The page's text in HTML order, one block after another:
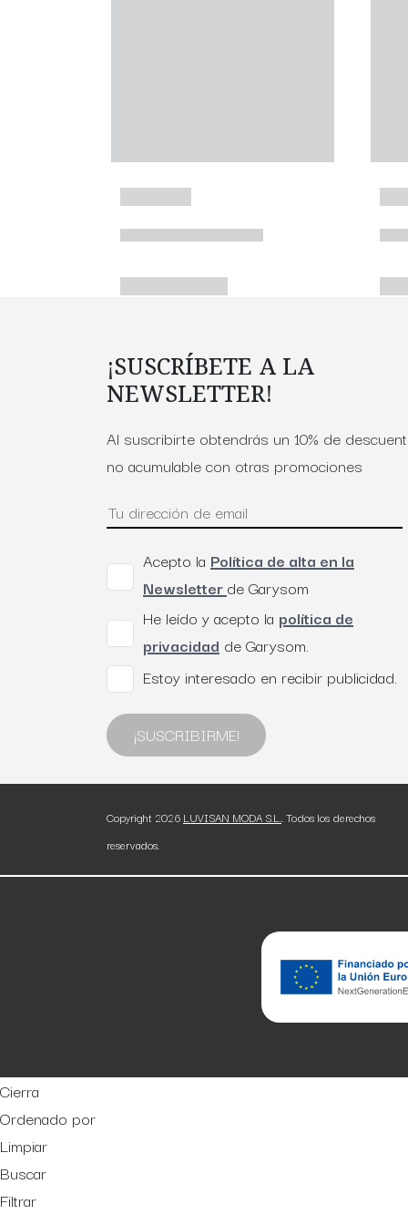
¡SUSCRÍBETE A LA
NEWSLETTER!
Al suscribirte obtendrás un 10% de
no acumulable con otras promociones
Acepto la Política de alta en la
Newsletterde Garysom
He leído y acepto la política de
privacidad de Garysom.
Estoy interesado en recibir publicidad.
¡SUSCRIBIRME!
Copyright 2026 LUVISAN MODA S.L.
. Todos los derechos
reservados.
Cierra
Ordenado por
Limpiar
Buscar
Filtrar